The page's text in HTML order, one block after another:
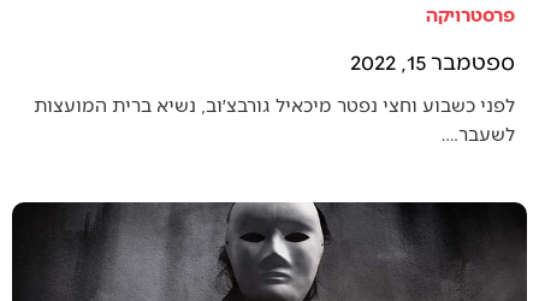
פרסטרויקה
ספטמבר 15, 2022
לפני כשבוע וחצי נפטר מיכאיל גורבצ׳וב, נשיא ברית המועצות
לשעבר.…